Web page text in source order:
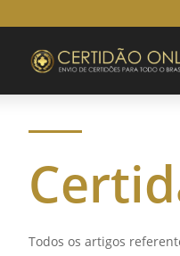
Todos os artigos